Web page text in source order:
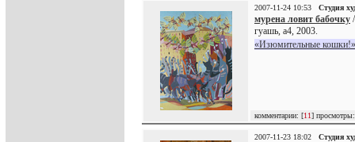
2007-11-24 10:53 Студия
мурена ловит бабочку
гуашь, а4, 2003.
«Изюмительные
комментарии: [11]
2007-11-23 18:02 Студия